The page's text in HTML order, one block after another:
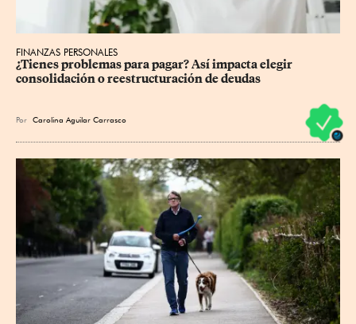
FINANZAS PERSONALES
¿Tienes problemas para pagar? Así impacta elegir
consolidación o reestructuración de deudas
Por Carolina Aguilar Carrasco